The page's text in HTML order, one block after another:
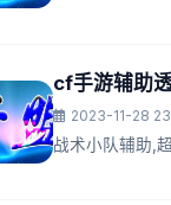
cf手游辅助
2023-11-28
战术小队辅助,